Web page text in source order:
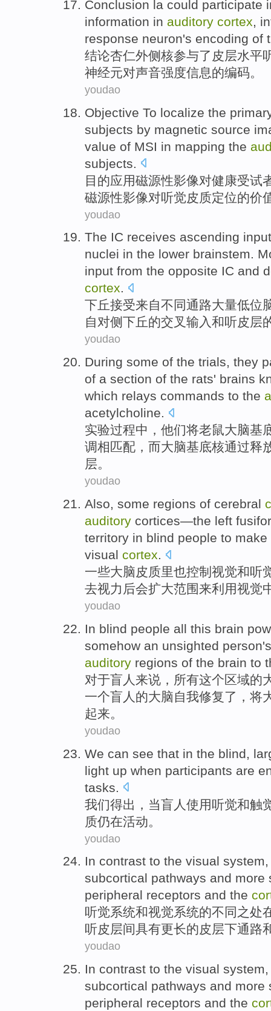
Conclusion la could participate
information in auditory cortex,
response neuron's encoding of
结论杏仁外侧核参与了 皮层水平
神经元对声音强度信息的编码。
youdao
Objective To localize the
subjects by magnetic source
value of MSI in mapping the
subjects.
目的应用磁源性影像对健康受试
磁源性影像对听觉皮质定位的价
youdao
The IC receives ascending input
nuclei in the lower brainstem.
input from the opposite IC and
cortex.
下 丘接受来自不同通路大量低位
自对侧下丘的交叉 输入和听皮层
youdao
During some of the trials, they
of a section of the rats' brains
which relays commands to the
acetylcholine.
实验过程中 ， 他们将老鼠大脑基
调相匹配， 而大脑基底核通过释
层。
youdao
Also, some regions of cerebral
auditory cortices—the left
territory in blind people to make
visual cortex.
一些大脑皮质里也控制 视觉和听
去视力后会扩大范围来利用视觉
youdao
In blind people all this brain
somehow an unsighted person's
auditory regions of the brain to
对于盲人 来说， 所有这个区域的
一个盲人 的大脑自我修复了， 将
起来。
youdao
We can see that in the blind
light up when participants are
tasks
我们得出 ， 当盲人 使用听觉和触
质仍在活动。
youdao
In contrast to the visual system
subcortical pathways and more
peripheral receptors and the
听觉系统和视觉系统的不同 之处
听皮层间具有更长的皮层下通路
youdao
In contrast to the visual system
subcortical pathways and more
peripheral receptors and the